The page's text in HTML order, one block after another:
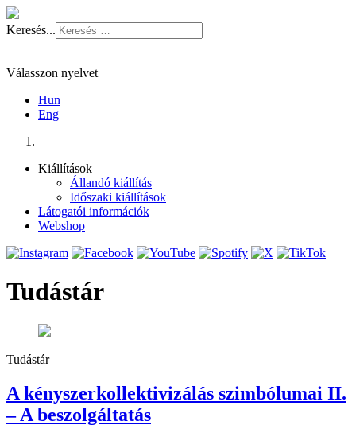
Keresés...
Válasszon nyelvet
Hun
Eng
Kiállítások
Állandó kiállítás
Időszaki kiállítások
Látogatói információk
Webshop
Tudástár
Tudástár
A kényszerkollektivizálás szimbólumai II.
– A beszolgáltatás